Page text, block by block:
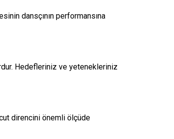
dansçının performansına
Hedefleriniz ve yetenekleriniz
direncini önemli ölçüde